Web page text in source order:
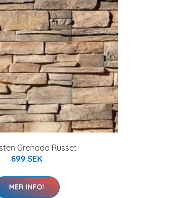
Grenada Russet
699 SEK
MER INFO!